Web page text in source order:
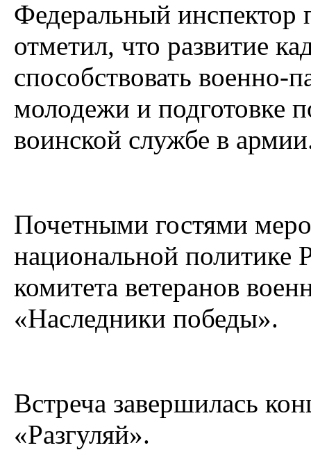
Федеральный
отметил, что развитие
способствовать военно-
молодежи и подготовке
воинской службе в
Почетными гостями
национальной политике
комитета ветеранов
«Наследники победы».
Встреча завершилась
«Разгуляй».